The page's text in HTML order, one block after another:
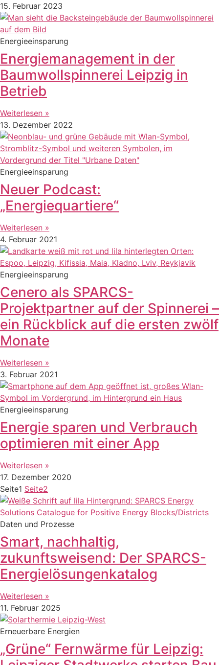
15. Februar 2023
Energieeinsparung
Energiemanagement in der
Baumwollspinnerei Leipzig in
Betrieb
Weiterlesen »
13. Dezember 2022
Energieeinsparung
Neuer Podcast:
„Energiequartiere“
Weiterlesen »
4. Februar 2021
Energieeinsparung
Cenero als SPARCS-
Projektpartner auf der Spinnerei –
ein Rückblick auf die ersten zwölf
Monate
Weiterlesen »
3. Februar 2021
Energieeinsparung
Energie sparen und Verbrauch
optimieren mit einer App
Weiterlesen »
17. Dezember 2020
Seite1 Seite2
Daten und Prozesse
Smart, nachhaltig,
zukunftsweisend: Der SPARCS-
Energielösungenkatalog
Weiterlesen »
11. Februar 2025
Erneuerbare Energien
„Grüne“ Fernwärme für Leipzig: